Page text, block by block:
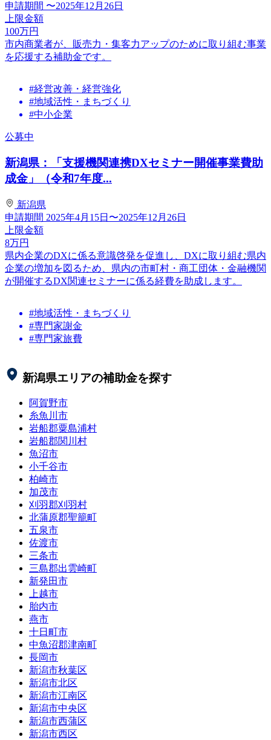
申請期間 〜2025年12月26日
上限金額
100万円
市内商業者が、販売力・集客力アップのために取り組む事業
を応援する補助金です。
#経営改善・経営強化
#地域活性・まちづくり
#中小企業
公募中
新潟県：「支援機関連携DXセミナー開催事業費助
成金」（令和7年度...
新潟県
申請期間 2025年4月15日〜2025年12月26日
上限金額
8万円
県内企業のDXに係る意識啓発を促進し、DXに取り組む県内
企業の増加を図るため、県内の市町村・商工団体・金融機関
が開催するDX関連セミナーに係る経費を助成します。
#地域活性・まちづくり
#専門家謝金
#専門家旅費
新潟県エリアの補助金を探す
阿賀野市
糸魚川市
岩船郡粟島浦村
岩船郡関川村
魚沼市
小千谷市
柏崎市
加茂市
刈羽郡刈羽村
北蒲原郡聖籠町
五泉市
佐渡市
三条市
三島郡出雲崎町
新発田市
上越市
胎内市
燕市
十日町市
中魚沼郡津南町
長岡市
新潟市秋葉区
新潟市北区
新潟市江南区
新潟市中央区
新潟市西蒲区
新潟市西区